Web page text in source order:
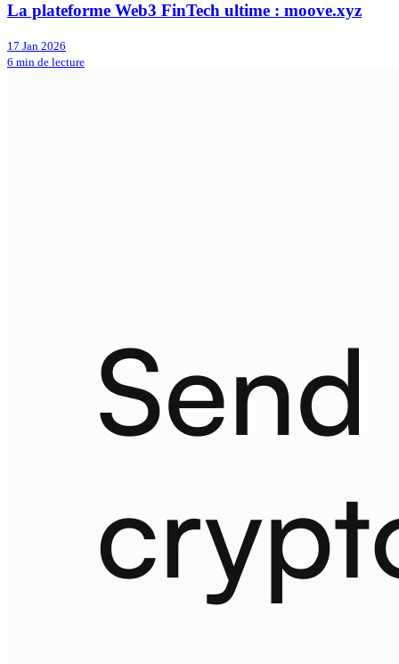
La plateforme Web3 FinTech ultime : moove.xyz
17 Jan 2026
6 min de lecture